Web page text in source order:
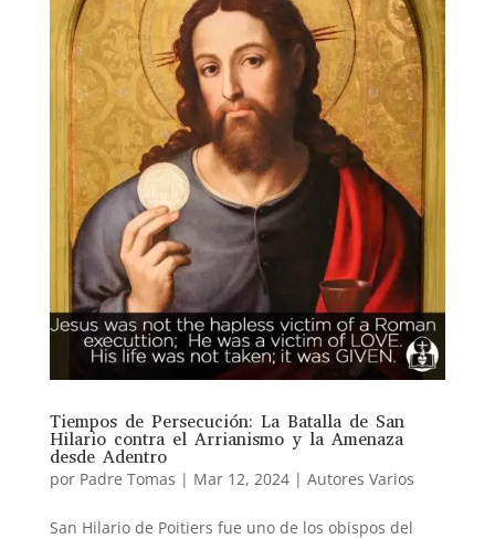
Tiempos de Persecución: La Batalla de San
Hilario contra el Arrianismo y la Amenaza
desde Adentro
por Padre Tomas | Mar 12, 2024| Autores Varios
San Hilario de Poitiers fue uno de los obispos del